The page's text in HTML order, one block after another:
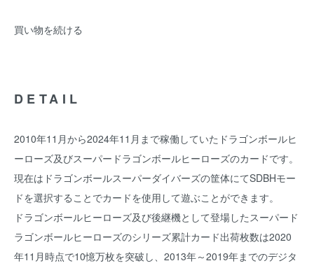
買い物を続ける
DETAIL
2010年11月から2024年11月まで稼働していたドラゴンボールヒ
ーローズ及びスーパードラゴンボールヒーローズのカードです。
現在はドラゴンボールスーパーダイバーズの筐体にてSDBHモー
ドを選択することでカードを使用して遊ぶことができます。
ドラゴンボールヒーローズ及び後継機として登場したスーパード
ラゴンボールヒーローズのシリーズ累計カード出荷枚数は2020
年11月時点で10憶万枚を突破し、2013年～2019年までのデジタ